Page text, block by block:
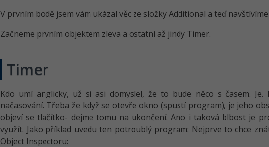
V prvním bodě jsem vám ukázal věc ze složky Additional a teď
Začneme prvním objektem zleva a ostatní až jindy Timer.
Timer
Kdo umí anglicky, už si asi domyslel, že to bude něco s časem.
načasování. Třeba že když se otevře okno (spustí program), je jeho
objeví se tlačítko- dejme tomu na ukončení. Ano i taková blbost je
využít. Jako příklad uvedu ten potroublý program: Nejprve to chce
Object Inspectoru: